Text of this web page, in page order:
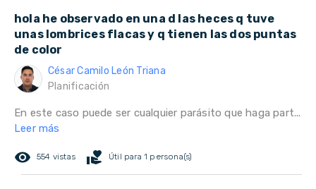
hola he observado en una d las heces q tuve
unas lombrices flacas y q tienen las dos puntas
de color
César Camilo León Triana
Planificación
En este caso puede ser cualquier parásito que haga part...
Leer más
remove_red_eye 554 vistas volunteer_activism Útil para 1 persona(s)